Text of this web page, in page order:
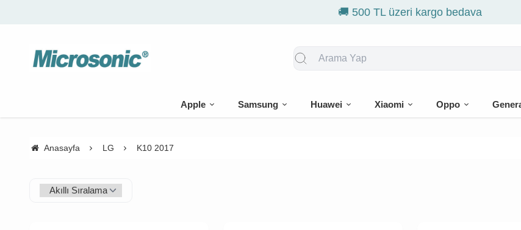
🚚 500 TL üzeri kargo bedava
Apple Samsung Huawei Xiaomi Oppo
Anasayfa LG K10 2017